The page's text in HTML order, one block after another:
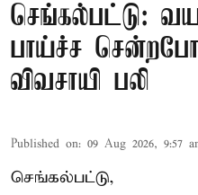
செங்கல்பட்டு:
பாய்ச்ச
விவசாயி பலி
Published on: 09 Aug 2026, 9:57
செங்கல்பட்டு,